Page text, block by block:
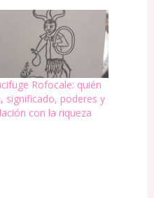
Rofocale: quién
significado, poderes y
con la riqueza